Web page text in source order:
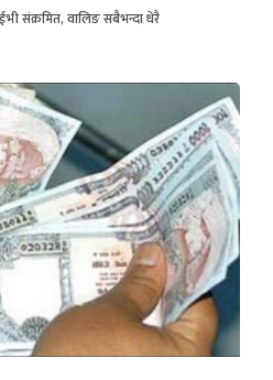
संक्रमित, वालिङ सबैभन्दा धेरै